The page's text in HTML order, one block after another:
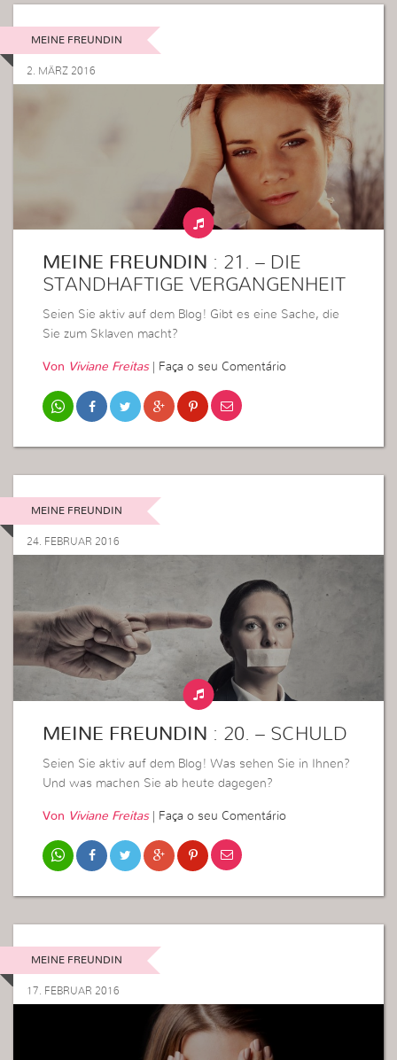
MEINE FREUNDIN
2. MÄRZ 2016
MEINE FREUNDIN : 21. – DIE
STANDHAFTIGE VERGANGENHEIT
Seien Sie aktiv auf dem Blog! Gibt es eine Sache, die
Sie zum Sklaven macht?
Von Viviane Freitas| Faça o seu Comentário
MEINE FREUNDIN
24. FEBRUAR 2016
MEINE FREUNDIN : 20. – SCHULD
Seien Sie aktiv auf dem Blog! Was sehen Sie in Ihnen?
Und was machen Sie ab heute dagegen?
Von Viviane Freitas| Faça o seu Comentário
MEINE FREUNDIN
17. FEBRUAR 2016